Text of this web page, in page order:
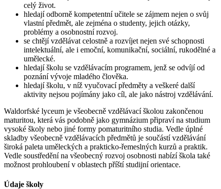
celý život.
hledají odborně kompetentní učitele se zájmem nejen o svůj
vlastní předmět, ale zejména o studenty, jejich otázky,
problémy a osobnostní rozvoj.
se chtějí vzdělávat celostně a rozvíjet nejen své schopnosti
intelektuální, ale i emoční, komunikační, sociální, rukodělné a
umělecké.
hledají školu se vzdělávacím programem, jenž se odvíjí od
poznání vývoje mladého člověka.
hledají školu, v níž vyučovací předměty a veškeré další
aktivity nejsou pojímány jako cíl, ale jako nástroj vzdělávání.
Waldorfské lyceum je všeobecně vzdělávací školou zakončenou
maturitou, která vás podobně jako gymnázium připraví na studium
vysoké školy nebo jiné formy pomaturitního studia. Vedle úplné
skladby všeobecně vzdělávacích předmětů je součástí vzdělávání
široká paleta uměleckých a prakticko-řemeslných kurzů a praktik.
Vedle soustředění na všeobecný rozvoj osobnosti nabízí škola také
možnost prohloubení v oblastech příští studijní orientace.
Údaje školy